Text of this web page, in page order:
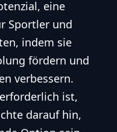
eine
Sportler und
indem sie
fördern und
verbessern.
ist,
darauf hin,